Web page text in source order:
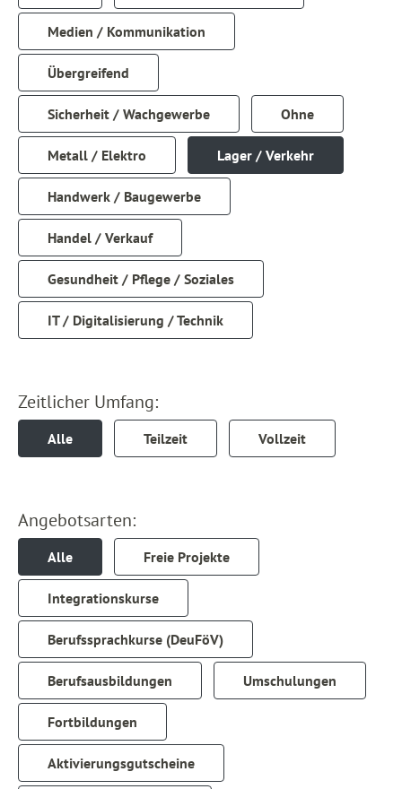
Medien / Kommunikation
Übergreifend
Sicherheit / Wachgewerbe Ohne
Metall / Elektro Lager / Verkehr
Handwerk / Baugewerbe
Handel / Verkauf
Gesundheit / Pflege / Soziales
IT / Digitalisierung / Technik
Zeitlicher Umfang:
Alle Teilzeit Vollzeit
Angebotsarten:
Alle Freie Projekte
Integrationskurse
Berufssprachkurse (DeuFöV)
Berufsausbildungen Umschulungen
Fortbildungen
Aktivierungsgutscheine